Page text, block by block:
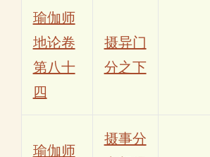
瑜伽师
地论卷
第八十
四
摄异门
分之下
瑜伽师
摄事分